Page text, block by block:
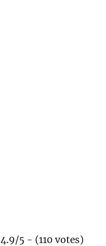
4.9/5 - (110 votes)